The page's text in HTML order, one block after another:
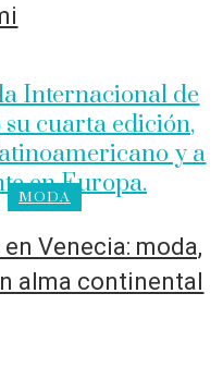
MODA
Venecia: moda,
alma continental